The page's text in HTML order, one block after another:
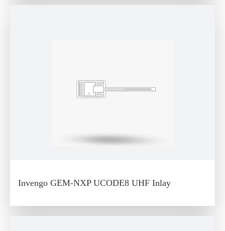
Invengo GEM-NXP UCODE8 UHF Inlay